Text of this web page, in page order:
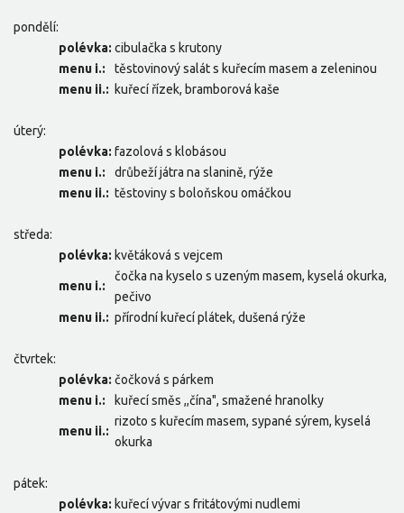
pondělí:
polévka: cibulačka s krutony
menu i.:
těstovinový salát s kuřecím masem a zeleninou
menu ii.: kuřecí řízek, bramborová kaše
úterý:
polévka: fazolová s klobásou
menu i.:
drůbeží játra na slanině, rýže
menu ii.: těstoviny s boloňskou omáčkou
středa:
polévka: květáková s vejcem
menu i.:
čočka na kyselo s uzeným masem, kyselá okurka,
pečivo
menu ii.: přírodní kuřecí plátek, dušená rýže
čtvrtek:
polévka: čočková s párkem
menu i.:
kuřecí směs ,,čína", smažené hranolky
menu ii.:
rizoto s kuřecím masem, sypané sýrem, kyselá
okurka
pátek:
polévka: kuřecí vývar s fritátovými nudlemi